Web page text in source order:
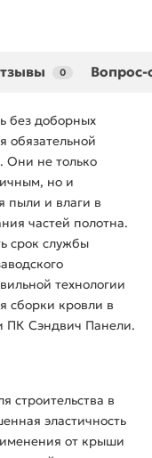
0 Вопрос-
без доборных
обязательной
Они не только
но и
и влаги в
частей полотна.
срок службы
технологии
сборки кровли в
ПК Сэндвич Панели.
строительства в
эластичность
от крыши